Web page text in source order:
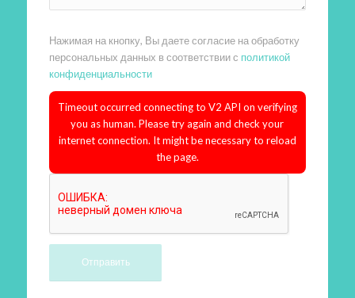
Нажимая на кнопку, Вы даете согласие на обработку
персональных данных в соответствии с политикой
конфиденциальности
Timeout occurred connecting to V2 API on verifying
you as human. Please try again and check your
internet connection. It might be necessary to reload
the page.